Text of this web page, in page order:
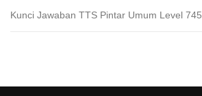
Kunci Jawaban TTS Pintar Umum Level 745